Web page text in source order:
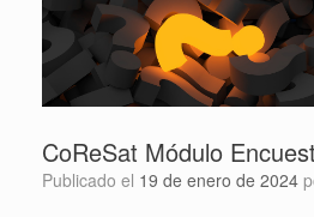
CoReSat Módulo
Publicado el 19 de enero de 2024